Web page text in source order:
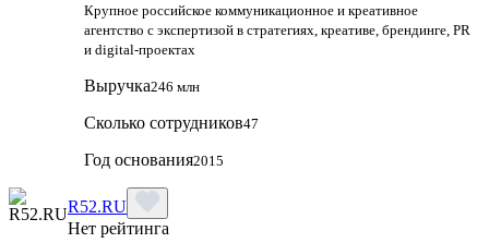
Крупное российское коммуникационное и креативное
агентство с экспертизой в стратегиях, креативе, брендинге, PR
и digital‑проектах
Выручка246 млн
Сколько сотрудников47
Год основания2015
R52.RU
Нет рейтинга